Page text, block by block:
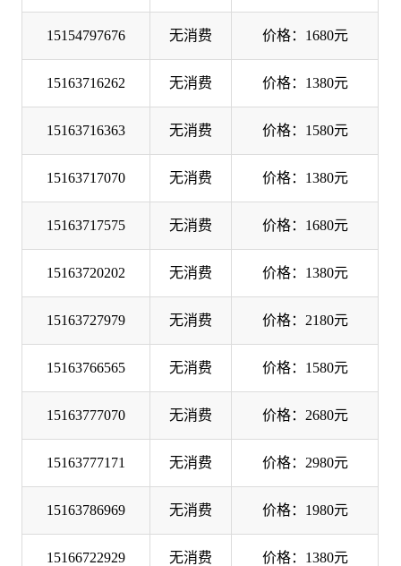
15154797676 无消费 价格：1680元
15163716262 无消费 价格：1380元
15163716363 无消费 价格：1580元
15163717070 无消费 价格：1380元
15163717575 无消费 价格：1680元
15163720202 无消费 价格：1380元
15163727979 无消费 价格：2180元
15163766565 无消费 价格：1580元
15163777070 无消费 价格：2680元
15163777171 无消费 价格：2980元
15163786969 无消费 价格：1980元
15166722929 无消费 价格：1380元